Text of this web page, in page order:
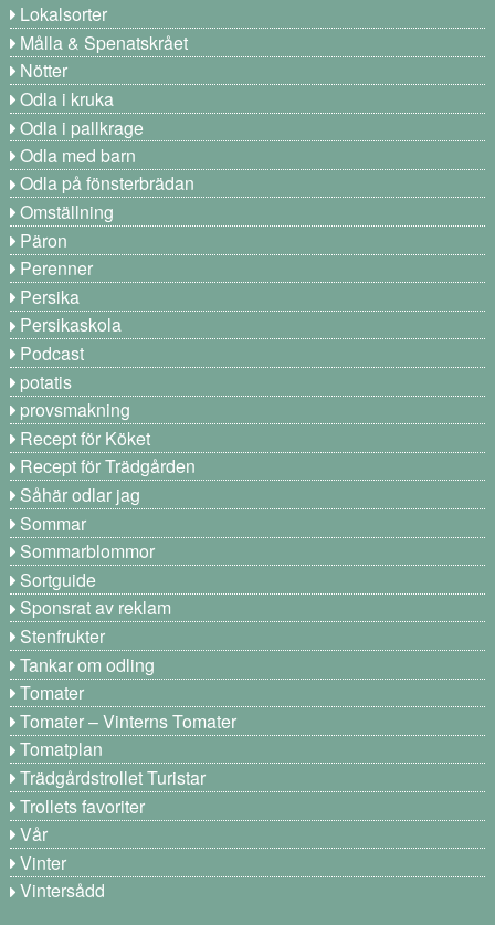
Lokalsorter
Målla & Spenatskrået
Nötter
Odla i kruka
Odla i pallkrage
Odla med barn
Odla på fönsterbrädan
Omställning
Päron
Perenner
Persika
Persikaskola
Podcast
potatis
provsmakning
Recept för Köket
Recept för Trädgården
Såhär odlar jag
Sommar
Sommarblommor
Sortguide
Sponsrat av reklam
Stenfrukter
Tankar om odling
Tomater
Tomater – Vinterns Tomater
Tomatplan
Trädgårdstrollet Turistar
Trollets favoriter
Vår
Vinter
Vintersådd